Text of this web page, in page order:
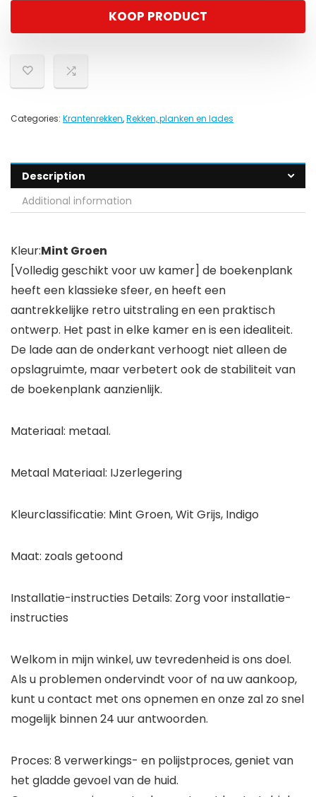
KOOP PRODUCT
Categories: Krantenrekken,Rekken, planken en lades
Description
Additional information
Kleur:Mint Groen
[Volledig geschikt voor uw kamer] de boekenplank
heeft een klassieke sfeer, en heeft een
aantrekkelijke retro uitstraling en een praktisch
ontwerp. Het past in elke kamer en is een idealiteit.
De lade aan de onderkant verhoogt niet alleen de
opslagruimte, maar verbetert ook de stabiliteit van
de boekenplank aanzienlijk.
Materiaal: metaal.
Metaal Materiaal: IJzerlegering
Kleurclassificatie: Mint Groen, Wit Grijs, Indigo
Maat: zoals getoond
Installatie-instructies Details: Zorg voor installatie-
instructies
Welkom in mijn winkel, uw tevredenheid is ons doel.
Als u problemen ondervindt voor of na uw aankoop,
kunt u contact met ons opnemen en onze zal zo snel
mogelijk binnen 24 uur antwoorden.
Proces: 8 verwerkings- en polijstproces, geniet van
het gladde gevoel van de huid.